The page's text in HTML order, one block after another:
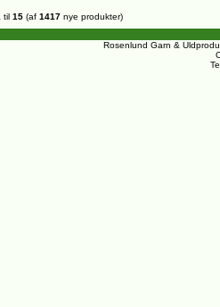
til 15 (af 1417 nye produkter)
Rosenlund Garn &